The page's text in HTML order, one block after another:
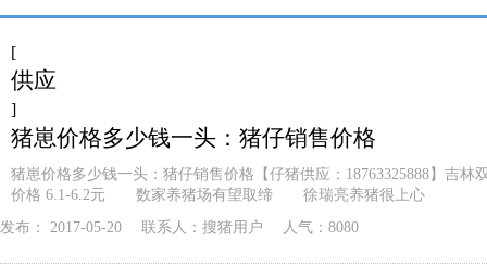
[
供应
]
猪崽价格多少钱一头：猪仔销售价格
猪崽价格多少钱一头：猪仔销售价格【仔猪供应：18763325888】吉林
价格 6.1-6.2元 数家养猪场有望取缔 徐瑞亮养猪很上心
发布： 2017-05-20 联系人： 搜猪用户 人气：8080